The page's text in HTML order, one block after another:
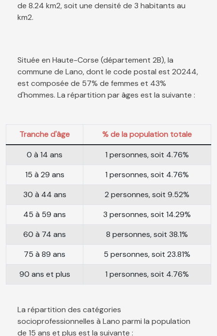
de 8.24 km2, soit une densité de 3 habitants au
km2.
Située en Haute-Corse (département 2B), la
commune de Lano, dont le code postal est 20244,
est composée de 57% de femmes et 43%
d'hommes. La répartition par âges est la suivante :
Tranche d'âge
% de la population totale
0 à 14 ans
1 personnes, soit 4.76%
15 à 29 ans
1 personnes, soit 4.76%
30 à 44 ans
2 personnes, soit 9.52%
45 à 59 ans
3 personnes, soit 14.29%
60 à 74 ans
8 personnes, soit 38.1%
75 à 89 ans
5 personnes, soit 23.81%
90 ans et plus
1 personnes, soit 4.76%
La répartition des catégories
socioprofessionnelles à Lano parmi la population
de 15 ans et plus est la suivante :